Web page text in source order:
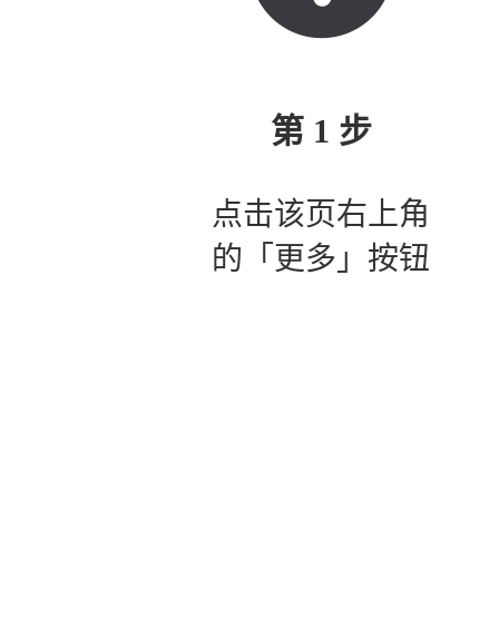
第 1 步
点击该页右上角
的「更多」按钮